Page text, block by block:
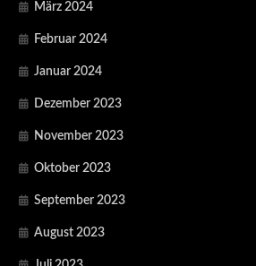
März 2024
Februar 2024
Januar 2024
Dezember 2023
November 2023
Oktober 2023
September 2023
August 2023